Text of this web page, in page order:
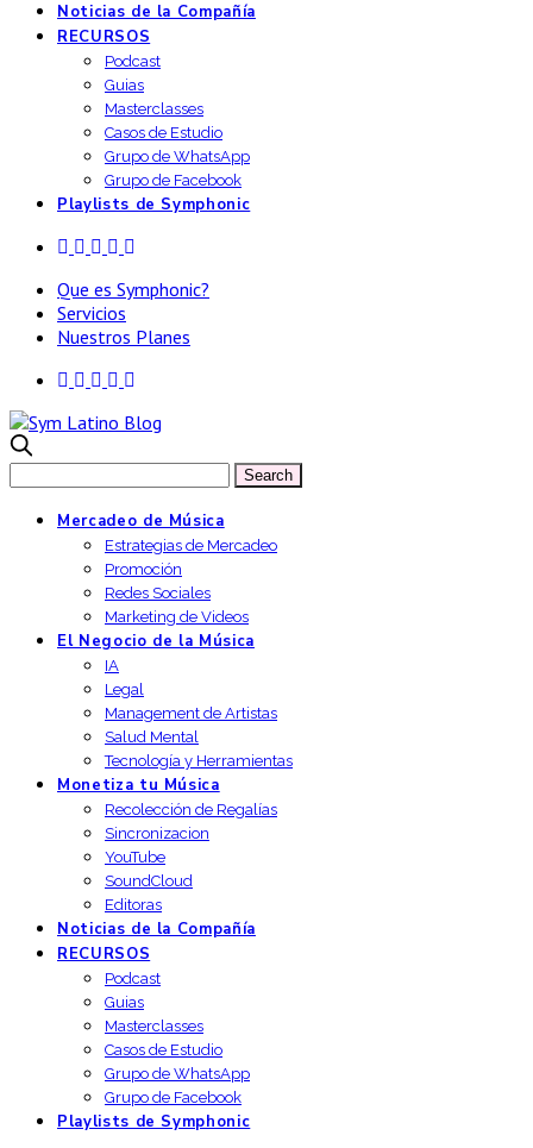
Noticias de la Compañía
RECURSOS
Podcast
Guias
Masterclasses
Casos de Estudio
Grupo de WhatsApp
Grupo de Facebook
Playlists de Symphonic
Que es Symphonic?
Servicios
Nuestros Planes
Mercadeo de Música
Estrategias de Mercadeo
Promoción
Redes Sociales
Marketing de Videos
El Negocio de la Música
IA
Legal
Management de Artistas
Salud Mental
Tecnología y Herramientas
Monetiza tu Música
Recolección de Regalías
Sincronizacion
YouTube
SoundCloud
Editoras
Noticias de la Compañía
RECURSOS
Podcast
Guias
Masterclasses
Casos de Estudio
Grupo de WhatsApp
Grupo de Facebook
Playlists de Symphonic